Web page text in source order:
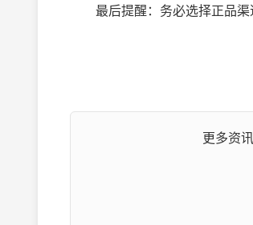
最后提醒：务必选择正品渠
更多资